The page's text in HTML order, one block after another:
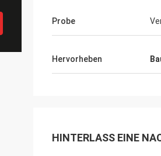
Probe
Hervorheben
HINTERLASS EINE